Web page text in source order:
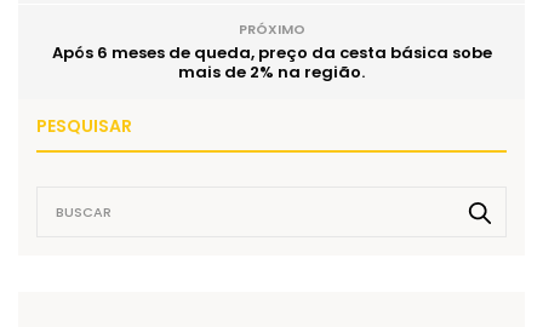
PRÓXIMO
Após 6 meses de queda, preço da cesta básica sobe
mais de 2% na região.
PESQUISAR